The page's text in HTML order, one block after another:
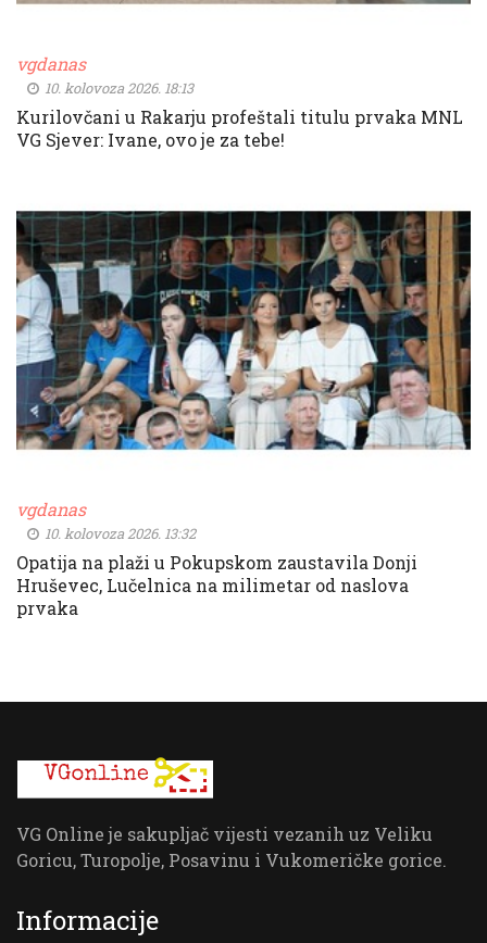
vgdanas
10. kolovoza 2026. 18:13
Kurilovčani u Rakarju profeštali titulu prvaka MNL
VG Sjever: Ivane, ovo je za tebe!
vgdanas
10. kolovoza 2026. 13:32
Opatija na plaži u Pokupskom zaustavila Donji
Hruševec, Lučelnica na milimetar od naslova
prvaka
VG Online je sakupljač vijesti vezanih uz Veliku
Goricu, Turopolje, Posavinu i Vukomeričke gorice.
Informacije